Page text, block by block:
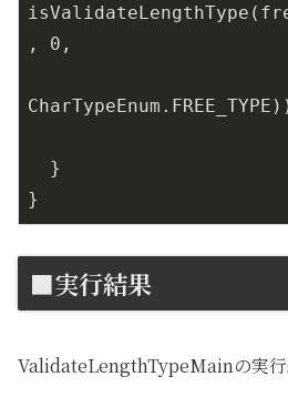
, 0 ,
  }
■実行結果
ValidateLengthTypeMainの実行